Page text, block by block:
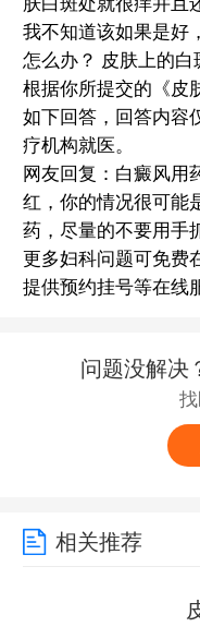
我不知道该如果是好
怎么办？ 皮肤上的白
根据你所提交的《皮
如下回答，回答内容
疗机构就医。
网友回复：白癜风用
红，你的情况很可能
药，尽量的不要用手
更多妇科问题可免费
提供预约挂号等在线
问题没解决
相关推荐